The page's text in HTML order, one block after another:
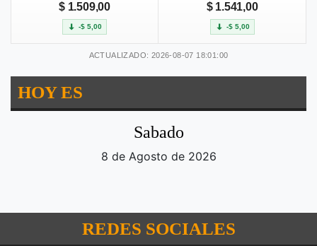
$ 1.509,00
-$ 5,00
$ 1.541,00
-$ 5,00
ACTUALIZADO: 2026-08-07 18:01:00
HOY ES
Sabado
8 de Agosto de 2026
REDES SOCIALES